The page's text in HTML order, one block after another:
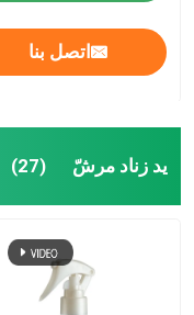
اتصل بنا
يد زناد مرشّ (27)